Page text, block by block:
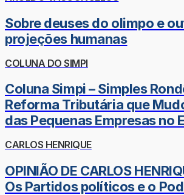
Sobre deuses do olimpo e
projeções humanas
COLUNA DO SIMPI
Coluna Simpi – Simples
Reforma Tributária que
das Pequenas Empresas no
CARLOS HENRIQUE
OPINIÃO DE CARLOS
Os Partidos políticos e o